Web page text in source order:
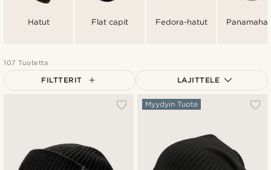
Hatut Flat capit Fedora-hatut
107 Tuotetta
FILTTERIT LAJITTELE
Suosituin
Kallein
Myydyin Tuote